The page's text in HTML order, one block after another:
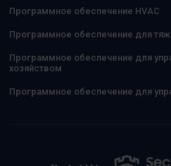
Программное обеспечение HVAC
Программное обеспечение для
Программное обеспечение для
хозяйством
Программное обеспечение для